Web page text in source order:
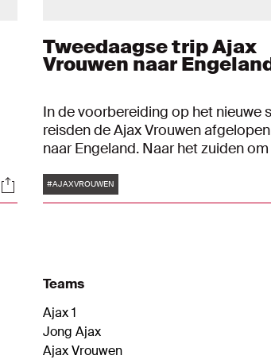
Socials
Tweedaagse trip Ajax
Vrouwen naar
In de voorbereiding op het nieuwe
reisden de Ajax Vrouwen
naar Engeland. Naar het zuiden
oefenduel met Brighton & Hove
Tags
#AJAXVROUWEN
Teams
Ajax 1
Jong Ajax
Ajax Vrouwen